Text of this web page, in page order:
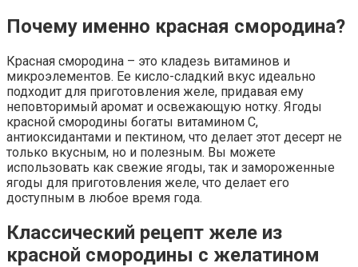
Почему именно красная смородина?
Красная смородина – это кладезь витаминов и
микроэлементов. Ее кисло-сладкий вкус идеально
подходит для приготовления желе, придавая ему
неповторимый аромат и освежающую нотку. Ягоды
красной смородины богаты витамином C,
антиоксидантами и пектином, что делает этот десерт не
только вкусным, но и полезным. Вы можете
использовать как свежие ягоды, так и замороженные
ягоды для приготовления желе, что делает его
доступным в любое время года.
Классический рецепт желе из
красной смородины с желатином